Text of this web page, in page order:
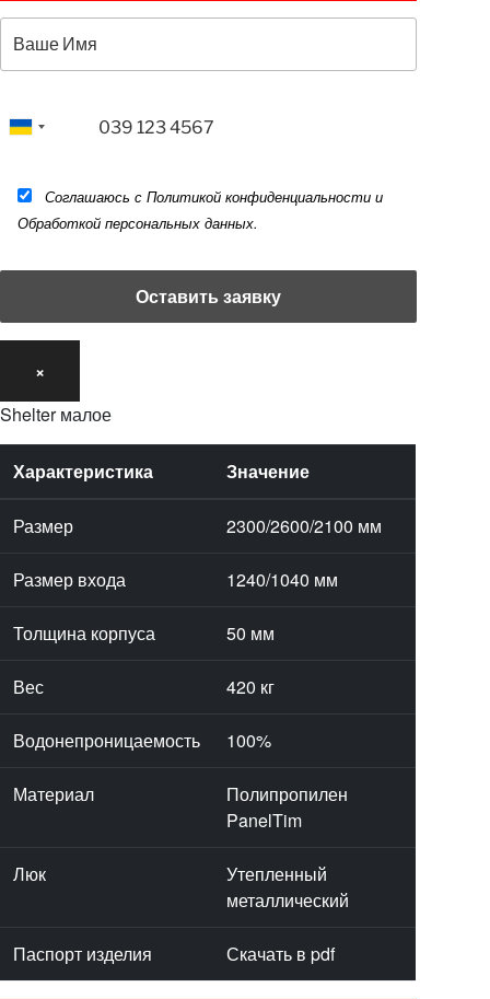
Соглашаюсь с Политикой конфиденциальности и
Обработкой персональных данных.
×
Shelter малое
Характеристика Значение
Размер 2300/2600/2100 мм
Размер входа 1240/1040 мм
Толщина корпуса 50 мм
Вес 420 кг
Водонепроницаемость 100%
Материал
Полипропилен
PanelTim
Люк
Утепленный
металлический
Паспорт изделия Скачать в pdf